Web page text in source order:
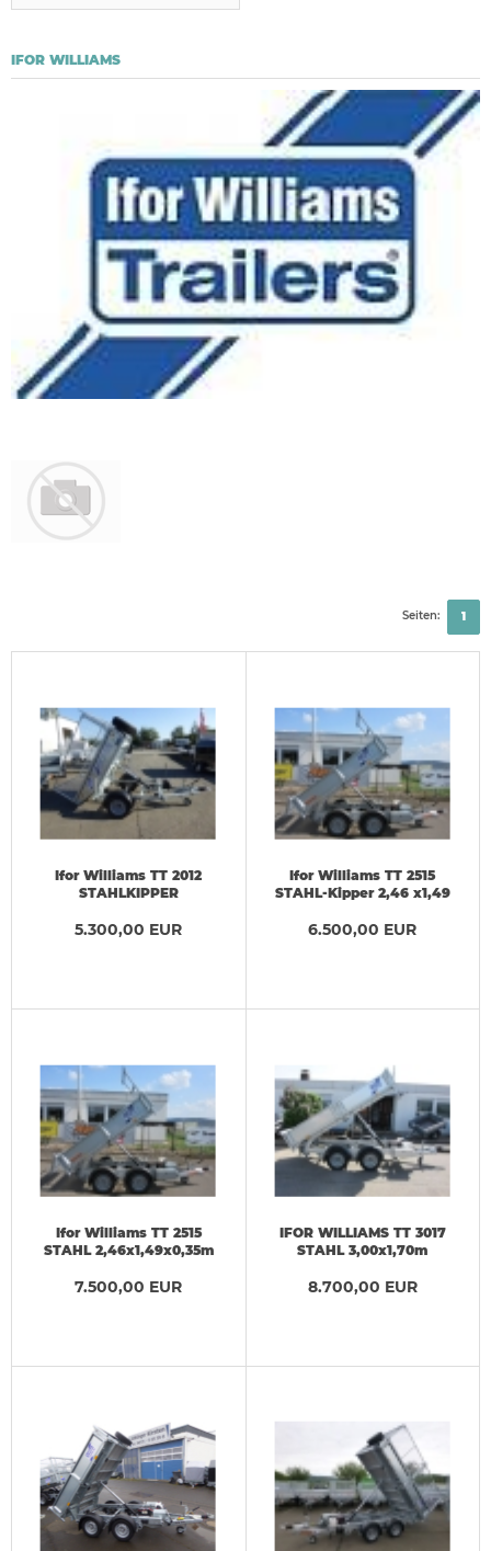
IFOR WILLIAMS
Seiten: 1
Ifor Williams TT 2012
STAHLKIPPER
1,97x1,22x0,35m NEU
5.300,00 EUR
Ifor Williams TT 2515
STAHL-Kipper 2,46 x1,49
6.500,00 EUR
Ifor Williams TT 2515
STAHL 2,46x1,49x0,35m
7.500,00 EUR
IFOR WILLIAMS TT 3017
STAHL 3,00x1,70m
t
8.700,00 EUR